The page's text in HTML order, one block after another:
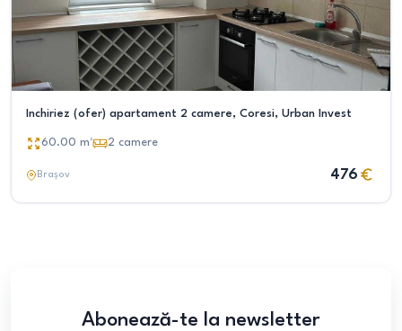
Inchiriez (ofer) apartament 2 camere, Coresi, Urban Invest
60.00 m² 2 camere
Brașov 476
Abonează-te la newsletter